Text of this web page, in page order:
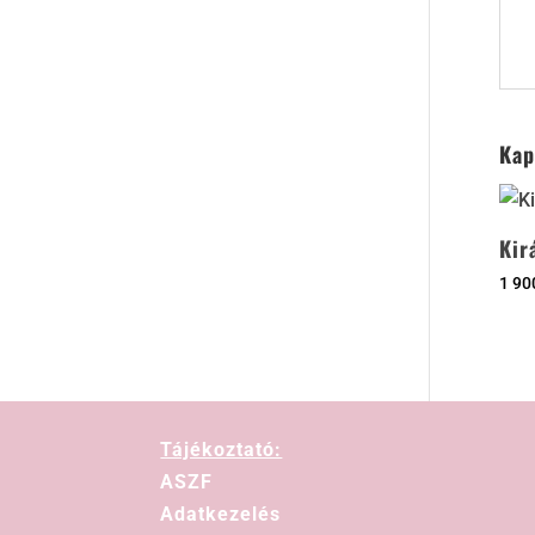
1
Tájékoztató:
ASZF
Adatkezelés